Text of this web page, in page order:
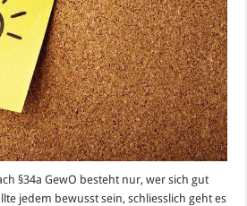
§34a GewO besteht nur, wer sich gut
jedem bewusst sein, schliesslich geht es